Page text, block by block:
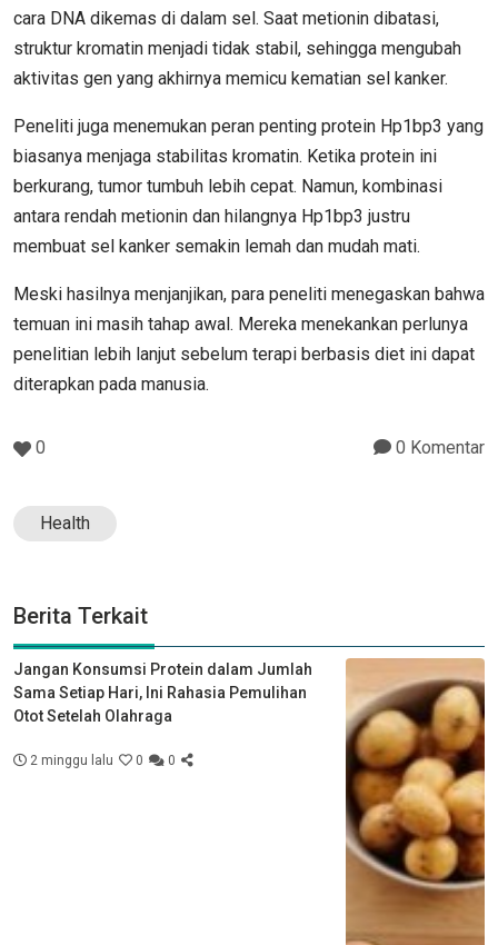
cara DNA dikemas di dalam sel. Saat metionin dibatasi,
struktur kromatin menjadi tidak stabil, sehingga mengubah
aktivitas gen yang akhirnya memicu kematian sel kanker.
Peneliti juga menemukan peran penting protein Hp1bp3 yang
biasanya menjaga stabilitas kromatin. Ketika protein ini
berkurang, tumor tumbuh lebih cepat. Namun, kombinasi
antara rendah metionin dan hilangnya Hp1bp3 justru
membuat sel kanker semakin lemah dan mudah mati.
Meski hasilnya menjanjikan, para peneliti menegaskan bahwa
temuan ini masih tahap awal. Mereka menekankan perlunya
penelitian lebih lanjut sebelum terapi berbasis diet ini dapat
diterapkan pada manusia.
0 0 Komentar
Health
Berita Terkait
Jangan Konsumsi Protein dalam Jumlah
Sama Setiap Hari, Ini Rahasia Pemulihan
Otot Setelah Olahraga
2 minggu lalu 0 0